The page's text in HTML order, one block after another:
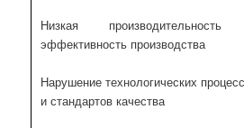
Низкая
эффективность производства
Нарушение технологических
и стандартов качества